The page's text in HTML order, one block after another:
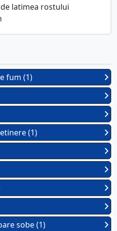
latimea rostului
fum (1)
(1)
sobe (1)